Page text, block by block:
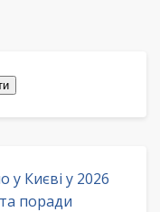
Києві у 2026
поради